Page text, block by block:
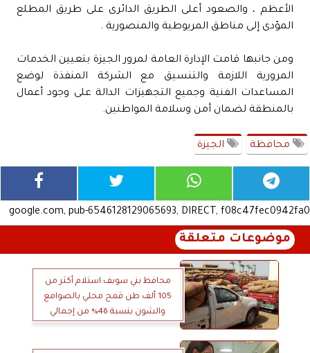
الأعظم ، والصعود أعلى الطريق الدائرى على طريق المطلع
المؤدى إلى مناطق المريوطية والمنصورية .
ومن جانبها قامت الإدارة العامة لمرور الجيزة بتعيين الخدمات
المرورية اللازمة والتنسيق مع الشركة المنفذة لوضع
المساعدات الفنية وجميع التجهيزات الدالة على وجود أعمال
بالمنطقة لضمان أمن وسلامة المواطنين.
محافظة الجيزة
google.com, pub-6546128129065693, DIRECT, f08c47fec0942fa0
موضوعات متعلقة
محافظ بني سويف:استلام أكثر من
105 ألف طن قمح محلي بالصوامع
والشون بنسبة 46% من إجمالي